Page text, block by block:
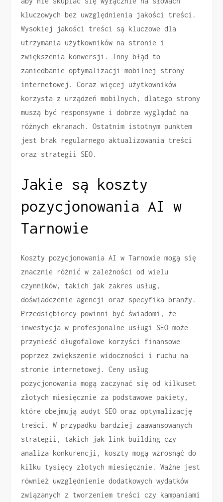
kluczowych bez uwzględnienia jakości treści.
Wysokiej jakości treści są kluczowe dla
utrzymania użytkowników na stronie i
zwiększenia konwersji. Inny błąd to
zaniedbanie optymalizacji mobilnej strony
internetowej. Coraz więcej użytkowników
korzysta z urządzeń mobilnych, dlatego strony
muszą być responsywne i dobrze wyglądać na
różnych ekranach. Ostatnim istotnym punktem
jest brak regularnego aktualizowania treści
oraz strategii SEO.
Jakie są koszty
pozycjonowania AI w
Tarnowie
Koszty pozycjonowania AI w Tarnowie mogą się
znacznie różnić w zależności od wielu
czynników, takich jak zakres usług,
doświadczenie agencji oraz specyfika branży.
Przedsiębiorcy powinni być świadomi, że
inwestycja w profesjonalne usługi SEO może
przynieść długofalowe korzyści finansowe
poprzez zwiększenie widoczności i ruchu na
stronie internetowej. Ceny usług
pozycjonowania mogą zaczynać się od kilkuset
złotych miesięcznie za podstawowe pakiety,
które obejmują audyt SEO oraz optymalizację
treści. W przypadku bardziej zaawansowanych
strategii, takich jak link building czy
analiza konkurencji, koszty mogą wzrosnąć do
kilku tysięcy złotych miesięcznie. Ważne jest
również uwzględnienie dodatkowych wydatków
związanych z tworzeniem treści czy kampaniami